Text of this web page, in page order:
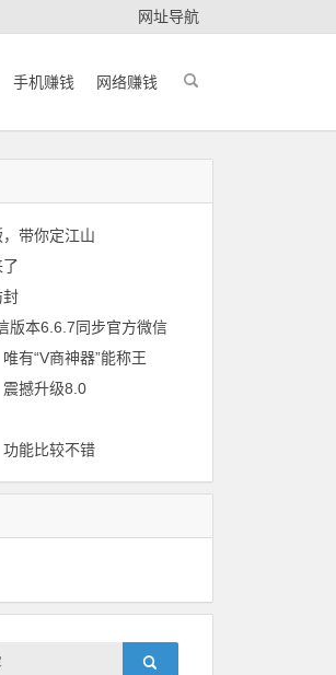
网址导航
手机赚钱 网络赚钱
带你定江山
封
版本6.6.7同步官方微信
有“V商神器”能称王
撼升级8.0
能比较不错